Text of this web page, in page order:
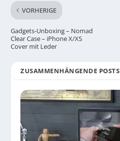
VORHERIGE
Gadgets-Unboxing – Nomad
Clear Case – iPhone X/XS
Cover mit Leder
ZUSAMMENHÄNGENDE POSTS